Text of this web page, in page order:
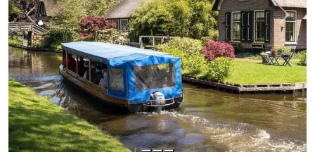
Previous Next